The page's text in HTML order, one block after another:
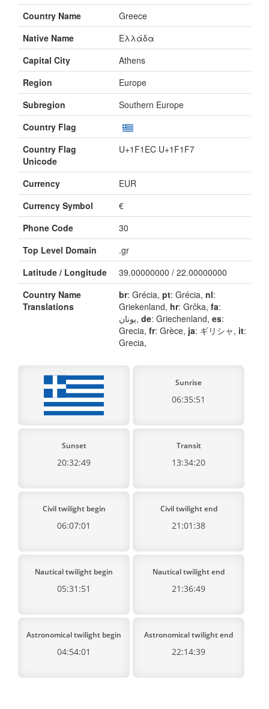
Country Name
Greece
Native Name
Ελλάδα
Capital City
Athens
Region
Europe
Subregion
Southern Europe
Country Flag
Country Flag
Unicode
U+1F1EC U+1F1F7
Currency
EUR
Currency Symbol
€
Phone Code
30
Top Level Domain
.gr
Latitude / Longitude
39.00000000 / 22.00000000
Country Name
Translations
br: Grécia, pt: Grécia, nl:
Griekenland, hr: Grčka, fa:
یونان, de: Griechenland, es:
Grecia, fr: Grèce, ja: ギリシャ, it:
Grecia,
Sunrise
06:35:51
Sunset
20:32:49
Transit
13:34:20
Civil twilight begin
06:07:01
Civil twilight end
21:01:38
Nautical twilight begin
05:31:51
Nautical twilight end
21:36:49
Astronomical twilight begin
04:54:01
Astronomical twilight end
22:14:39